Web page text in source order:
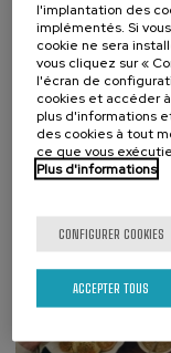
11. SEP -11. SEP, 2026
Ekonomia
sektorean
10 h. Basque
l'implantation des
implémentés. Si
cookie ne sera
vous cliquez sur «
l'écran de
cookies et accéder
plus d'informations
des cookies à tout
ce que vous
Plus d'informations
CONFIGURER COOKIES
ACCEPTER TOUS